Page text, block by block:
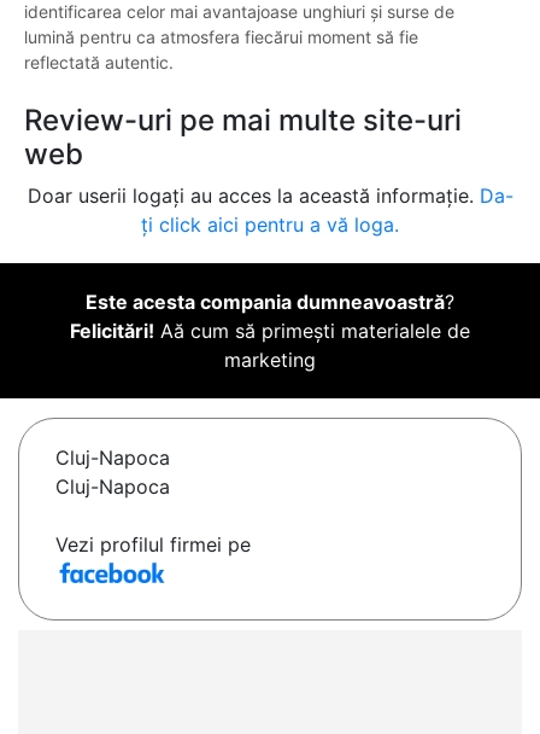
identificarea celor mai avantajoase unghiuri și surse de
lumină pentru ca atmosfera fiecărui moment să fie
reflectată autentic.
Review-uri pe mai multe site-uri
web
Doar userii logați au acces la această informație. Da-
ți click aici pentru a vă loga.
Este acesta compania dumneavoastră?
Felicitări! Aă cum să primești materialele de
marketing
Cluj-Napoca
Cluj-Napoca
Vezi profilul firmei pe